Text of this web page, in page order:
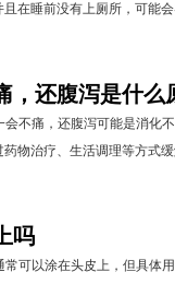
在睡前没有上厕所，可能
，还腹泻是什么
会不痛，还腹泻可能是消化
物治疗、生活调理等方式
吗
可以涂在头皮上，但具体